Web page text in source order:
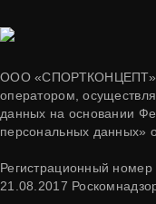
ООО «СПОРТКОНЦЕПТ»
оператором,
данных на основании
персональных данных»
Регистрационный
21.08.2017